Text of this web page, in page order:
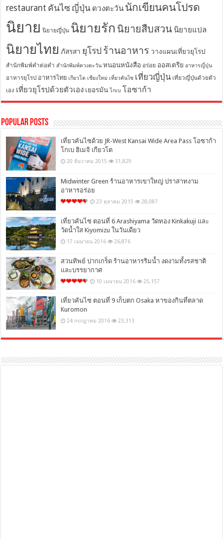
restaurant คันไซ ญี่ปุ่น ดวงตะวัน นักเขียนคนโปรด
นิยาย นิยายญี่ปุ่น นิยายรัก นิยายสืบสวน นิยายแปล
นิยายไทย ภัสรสา ยุโรป ร้านอาหาร วางแผนเที่ยวยุโรป
สำนักพิมพ์คำต่อคำ สำนักพิมพ์ดวงตะวัน หนอนหนังสือ อร่อย ออสเตรีย อาหารญี่ปุ่น
อาหารยุโรป อาหารไทย เกียวโต เชียงใหม่ เที่ยวคันไซ เที่ยวญี่ปุ่น เที่ยวญี่ปุ่นด้วยตัว
เอง เที่ยวยุโรปด้วยตัวเอง เยอรมัน โกเบ โอซาก้า
Popular Posts
เที่ยวคันไซด้วย JR-West Kansai Wide Area Pass โอซาก้า
โกเบ ฮิเมจิ เกียวโต
20 ธันวาคม 2015 31,829
Midwinter Green ร้านอาหารเขาใหญ่ ปราสาทงาม
อาหารอร่อย
23 ตุลาคม 2015 28,087
เที่ยวคันไซ ตอนที่ 6 Arashiyama วัดทอง Kinkakuji และ
วัดน้ำใส Kiyomizu ในวันเดียว
17 เมษายน 2016 26,876
สวนทิพย์ ปากเกร็ด ร้านอาหารริมน้ำ งดงามทั้งรสชาติ
และบรรยากาศ
10 เมษายน 2016 25,157
เที่ยวคันไซ ตอนที่ 9 เก็บตก Osaka หาของกินที่ตลาด
Kuromon
24 กรกฎาคม 2016 23,313